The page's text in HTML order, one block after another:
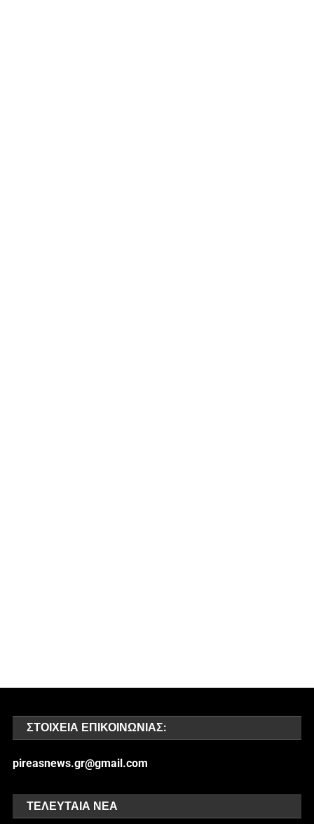
ΣΤΟΙΧΕΊΑ ΕΠΙΚΟΙΝΩΝΊΑΣ:
pireasnews.gr@gmail.com
ΤΕΛΕΥΤΑΊΑ ΝΈΑ